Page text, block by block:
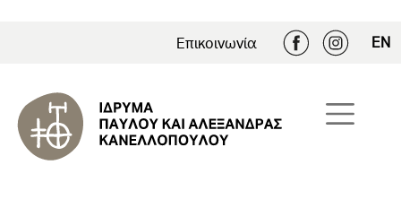
Επικοινωνία EN